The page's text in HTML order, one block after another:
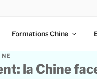
Formations Chine
la Chine